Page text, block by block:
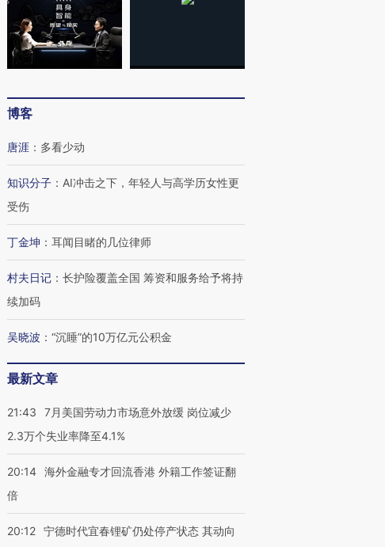
行员跨国走私7万
育部长拱下台
飞地休达
博客
唐涯 ： 多看少动
知识分子 ： AI冲击之下，年轻人与高学历女性更
受伤
丁金坤 ： 耳闻目睹的几位律师
村夫日记 ： 长护险覆盖全国 筹资和服务给予将持
续加码
吴晓波 ： “沉睡”的10万亿元公积金
最新文章
21:43
7月美国劳动力市场意外放缓 岗位减少
2.3万个失业率降至4.1%
20:14 海外金融专才回流香港 外籍工作签证翻
倍
20:12 宁德时代宜春锂矿仍处停产状态 其动向